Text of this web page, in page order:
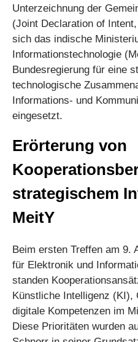
Unterzeichnung der
(Joint Declaration of
sich das indische
Informationstechnologie
Bundesregierung für eine
technologische
Informations- und
eingesetzt.
Erörterung von
strategischem
MeitY
Beim ersten Treffen am 9.
für Elektronik und
standen
Künstliche Intelligenz (KI),
digitale Kompetenzen im
Diese Prioritäten wurden